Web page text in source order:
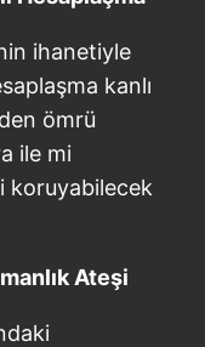
ihanetiyle
kanlı
ömrü
ile mi
koruyabilecek
Ateşi